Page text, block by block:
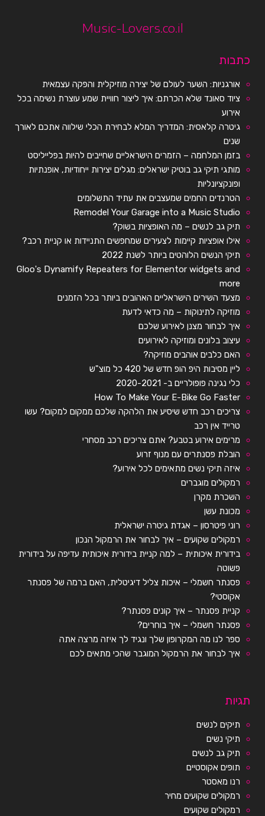
תגיות
תיקים לנשים
תיקי נשים
תיק גב לנשים
תופים אקוסטיים
רנו מאסטר
רמקולים שקועים מחיר
רמקולים שקועים
כתבות
אורגניות: השער לעולם של יצירה מוזיקלית והפקה עצמאית
ציוד סאונד שלא הכרתם: איך ליצור חוויית שמע עוצרת נשימה בכל
אירוע
גיטרה קלאסית: המדריך המלא לבחירת הכלי שילווה אתכם לאורך
שנים
בזמן המלחמה – הזמרים הישראליים שחייבים להיות בפלייליסט
מותגי תיקי גב בוטיק ישראלים: מגלים יצירות ייחודיות, אופנתיות
ופונקציונליות
הטרנדים החמים שמעצבים את עתיד התשלומים
Remodel Your Garage into a Music Studio
תיק גב לנשים – מה האופציות בשוק?
אילו אופציות קיימות לצעירים שמחפשים התניידות או קניית רכב?
תיקי הנשים הלוהטים ביותר לשנת 2022
Gloo's Dynamify Repeaters for Elementor widgets and
more
מצעד השירים הישראליים האהובים ביותר בכל הזמנים
מוזיקה לתינוקות – מה כדאי לדעת
איך לבחור מצנן לאירוע שלכם
עיצוב בלונים ומוזיקה לאירועים
האם כלבים אוהבים מוזיקה?
ליין מסיבות היפ הופ חדש של 420 כל מוצ"ש
כלי נגינה פופולריים ב- 2020-2021
How To Make Your E-Bike Go Faster
צריכים רכב חדש שיסיע את הלהקה שלכם ממקום למקום? עשו
טרייד אין רכב
מרימים אירוע בטבע? אתם צריכים רכב מסחרי
הובלת פסנתרים עם מנוף זרוע
איזה תיקי נשים מתאימים לכל אירוע?
רמקולים מוגברים
השכרת מקרן
מכונת עשן
רוני פיטרסון – אגדת גיטרה ישראלית
רמקולים שקועים – איך לבחור את הרמקול הנכון
בידורית איכותית – למה קניית בידורית איכותית עדיפה על בידורית
פשוטה
פסנתר חשמלי – איכות צליל דיגיטלית, האם ברמה של פסנתר
אקוסטי?
קניית פסנתר – איך קונים פסנתר?
פסנתר חשמלי – איך בוחרים?
ספר לנו מה המקרופון שלך ונגיד לך איזה מרצה אתה
איך לבחור את הרמקול המוגבר שהכי מתאים לכם
Music-Lovers.co.il